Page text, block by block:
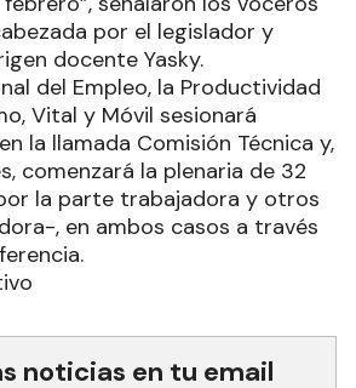
por el legislador y
docente Yasky.
del Empleo, la Productividad
Vital y Móvil sesionará
la llamada Comisión Técnica y,
comenzará la plenaria de 32
la parte trabajadora y otros
, en ambos casos a través
noticias en tu email